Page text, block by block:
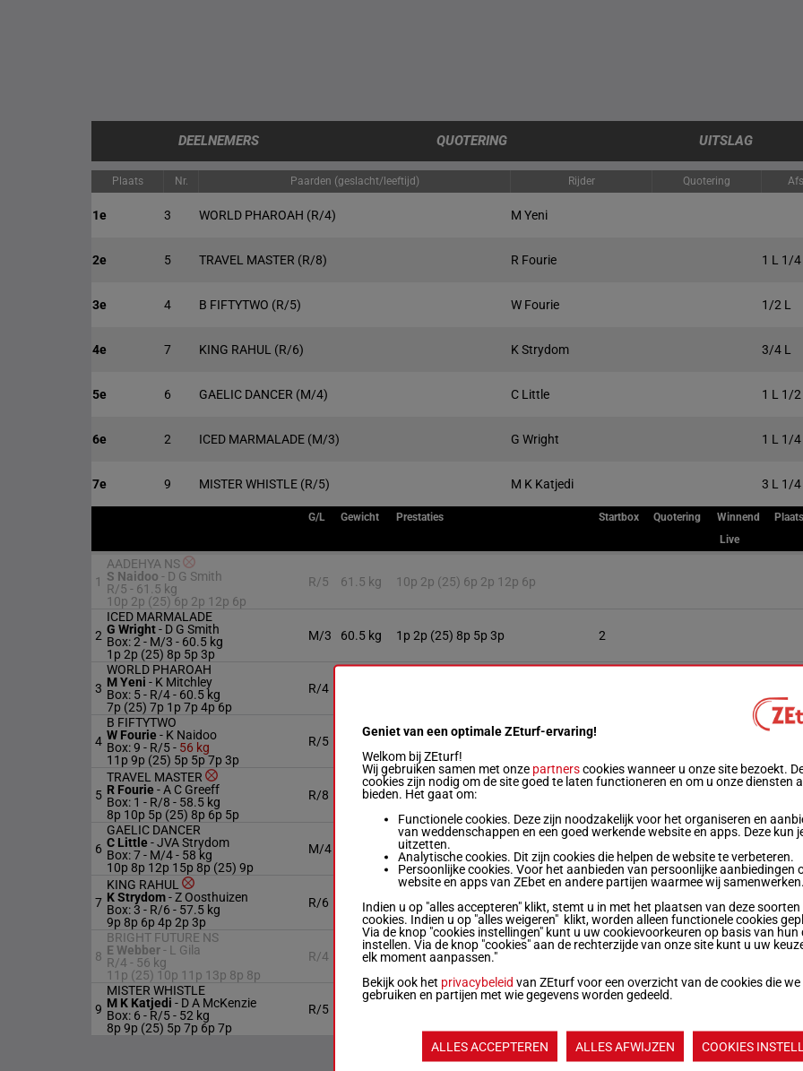
DEELNEMERS QUOTERING UITSLAG
Plaats Nr. Paarden (geslacht/leeftijd) Rijder Quotering
1e 3 WORLD PHAROAH (R/4) M Yeni
2e 5 TRAVEL MASTER (R/8) R Fourie 1 L 1/4
3e 4 B FIFTYTWO (R/5) W Fourie 1/2 L
4e 7 KING RAHUL (R/6) K Strydom 3/4 L
5e 6 GAELIC DANCER (M/4) C Little 1 L 1/2
6e 2 ICED MARMALADE (M/3) G Wright 1 L 1/4
7e 9 MISTER WHISTLE (R/5) M K Katjedi 3 L 1/4
G/L Gewicht Prestaties Startbox Quotering Winnend Plaats
Live
1
AADEHYA NS
S Naidoo - D G Smith
R/5 - 61.5 kg
10p 2p (25) 6p 2p 12p 6p
R/5 61.5 kg 10p 2p (25) 6p 2p 12p 6p
2
ICED MARMALADE
G Wright- D G Smith
Box: 2 - M/3 - 60.5 kg
1p 2p (25) 8p 5p 3p
M/3 60.5 kg 1p 2p (25) 8p 5p 3p 2
3
WORLD PHAROAH
M Yeni - K Mitchley
Box: 5 - R/4 - 60.5 kg
7p (25) 7p 1p 7p 4p 6p
R/4
4
B FIFTYTWO
W Fourie- K Naidoo
Box: 9 - R/5 - 56 kg
11p 9p (25) 5p 5p 7p 3p
R/5 11p 9p (25) 5p 5p 7p 3p
5
TRAVEL MASTER
R Fourie-A C Greeff
Box: 1 - R/8 - 58.5 kg
8p 10p 5p (25) 8p 6p 5p
R/8 58.5 kg 8p 10p 5p (25) 8p 6p 5p
6
GAELIC DANCER
C Little-JVA Strydom
Box: 7 - M/4 - 58 kg
10p 8p 12p 15p 8p (25) 9p
M/4 10p 8p 12p 15p 8p (25) 9p 7
7
KING RAHUL
K Strydom-Z Oosthuizen
Box: 3 - R/6 - 57.5 kg
9p 8p 6p 4p 2p 3p
R/6 57.5 kg 9p 8p 6p 4p 2p 3p 3
8
BRIGHT FUTURE NS
E Webber- L Gila
R/4 - 56 kg
11p (25) 10p 11p 13p 8p 8p
R/4 56 kg 11p (25) 10p 11p 13p 8p 8p
9
MISTER WHISTLE
M K Katjedi - D A McKenzie
Box: 6 - R/5 - 52 kg
8p 9p (25) 5p 7p 6p 7p
R/5
Geniet van een optimale ZEturf-ervaring!
Welkom bij ZEturf!
Wij gebruiken samen met onze partnerscookies wanneer u onze site bezoekt.
cookies zijn nodig om de site goed te laten functioneren en om u onze diensten
bieden. Het gaat om:
Functionele cookies. Deze zijn noodzakelijk voor het organiseren en
van weddenschappen en een goed werkende website en apps. Deze kun
uitzetten.
Analytische cookies. Dit zijn cookies die helpen de website te verbeteren.
Persoonlijke cookies. Voor het aanbieden van persoonlijke aanbiedingen
website en apps van ZEbet en andere partijen waarmee wij samenwerken.
Indien u op "alles accepteren" klikt, stemt u in met het plaatsen van deze soorten
cookies. Indien u op "alles weigeren" klikt, worden alleen functionele cookies
Via de knop "cookies instellingen" kunt u uw cookievoorkeuren op basis van hun
instellen. Via de knop "cookies" aan de rechterzijde van onze site kunt u uw
elk moment aanpassen."
Bekijk ook het privacybeleid van ZEturf voor een overzicht van de cookies die we
gebruiken en partijen met wie gegevens worden gedeeld.
ALLES ACCEPTEREN ALLES AFWIJZEN COOKIES